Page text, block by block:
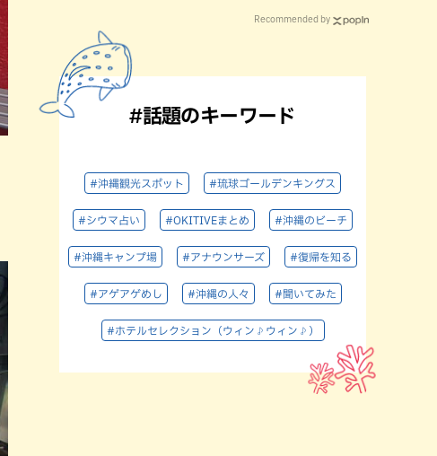
Recommended by
#話題のキーワード
#沖縄観光スポット #琉球ゴールデンキングス
#シウマ占い #OKITIVEまとめ #沖縄のビーチ
#沖縄キャンプ場 #アナウンサーズ #復帰を知る
#アゲアゲめし #沖縄の人々 #聞いてみた
#ホテルセレクション（ウィン♪ウィン♪）